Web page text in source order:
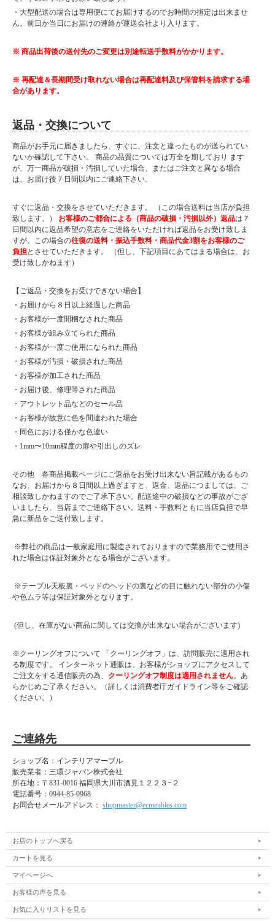
・大型配送の場合は専用便にてお届けするのでお時間の指定は出来ませ
ん。前日か当日にお届けの連絡が運送会社より入ります。
※ 商品出荷後の送付先のご変更は別途転送手数料がかかります。
※ 再配達＆長期間受け取れない場合は再配達料及び保管料を請求する場
合があります。
返品・交換について
商品がお手元に届きましたら、すぐに、注文と違ったものが送られてい
ないか確認して下さい。 商品の品質については万全を期しており ます
が、万一商品が破損・汚損していた場合、またはご注文と異なる場合
は、お届け後７日間以内にご連絡下さい。
すぐに返品・交換をさせていただきます。 （この場合送料は当店が負担
致します。） お客様のご都合による（商品の破損・汚損以外）返品は７
日間以内に返品希望の意志をご連絡をいただければ返品をお受け致しま
すが、この場合の往復の送料・振込手数料・商品代金3割をお客様のご
負担とさせていただきます。 （但し、下記項目にあてはまる場合は、お
受け致しかねます）
【ご返品・交換をお受けできない場合】
・お届けから８日以上経過した商品
・お客様が一度開梱なされた商品
・お客様が組み立てられた商品
・お客様が一度ご使用になられた商品
・お客様が汚損・破損された商品
・お客様が加工された商品
・お届け後、修理等された商品
・アウトレット品などのセール品
・お客様が故意に色を間違われた場合
・同色における僅かな色違い
・1mm〜10mm程度の扉や引出しのズレ
その他 各商品掲載ページにご返品をお受け出来ない旨記載があるもの
なお、お届けから８日間以上過ぎますと、返金、返品につましては、ご
相談致しかねますのでご了承下さい。配送途中の破損などの事故がござ
いましたら、当店までご連絡下さい。送料・手数料ともに当店負担で早
急に新品をご送付致します。
※弊社の商品は一般家庭用に製造されておりますので業務用でご使用さ
れた場合は保証対象外となる場合がございます。
※テーブル天板裏・ベッドのヘッドの裏などの目に触れない部分の小傷
や色ムラ等は保証対象外となります。
(但し、在庫がない商品に関しては交換が出来ない場合がございます)
※クーリングオフについて 「クーリングオフ」は、訪問販売に適用され
る制度です。 インターネット通販は、お客様がショップにアクセスして
ご注文をする通信販売の為、 クーリングオフ制度は適用されません。あ
らかじめご了承ください。（詳しくは消費者庁ガイドライン等をご確認
ください。）
ご連絡先
ショップ名：インテリアマーブル
販売業者：三環ジャパン株式会社
所在地： 〒831-0016 福岡県大川市酒見１２２３−２
電話番号： 0944-85-0968
お問合せメールアドレス： shopmaster@ecmeubles.com
お店のトップへ戻る
カートを見る
マイページへ
お客様の声を見る
お気に入りリストを見る